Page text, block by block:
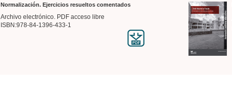
Normalización. Ejercicios resueltos comentados
Archivo electrónico. PDF acceso libre
ISBN:978-84-1396-433-1